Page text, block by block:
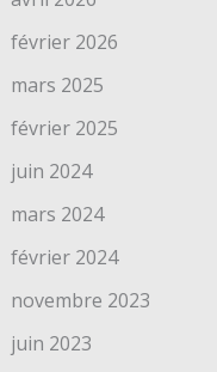
février 2026
mars 2025
février 2025
juin 2024
mars 2024
février 2024
novembre 2023
juin 2023